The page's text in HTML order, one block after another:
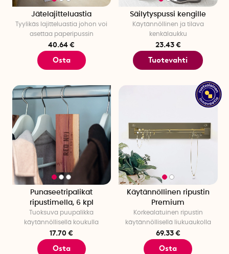
Jätelajitteluastia
Tyylikäs lajitteluastia johon voi
asettaa paperipussin
40.64 €
Osta
Säilytyspussi kengille
Käytännöllinen ja tilava
kenkälaukku
23.43 €
Tuotevahti
Punaseetripalikat
ripustimella, 6 kpl
Tuoksuva puupalikka
käytännöllisellä koukulla
17.70 €
Osta
Käytännöllinen ripustin
Premium
Korkealatuinen ripustin
käytännöllisellä liukuaukolla
69.33 €
Osta